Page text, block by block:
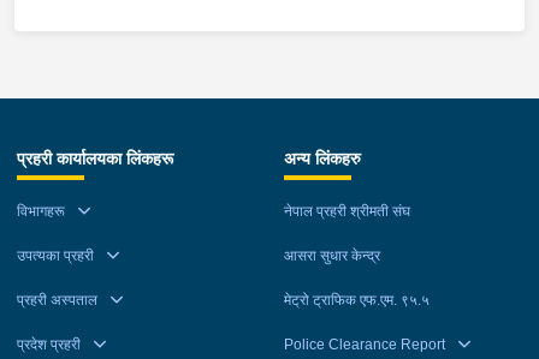
पक्राउ गरेको छ । उनीहरूले ती बालिकालाई जबरजस्ती करणी गरेको भन्ने
उनीहरूलाई पक्राउ गरेको हो । यस सम्बन्धमा प्रहरीले आवश्यक अनुसन्धान
प्रहरी कार्यालयका लिंकहरू
विभागहरू
उपत्यका प्रहरी
प्रहरी अस्पताल
प्रदेश प्रहरी
अन्य लिंकहरु
नेपाल प्रहरी श्रीमती संघ
आसरा सुधार केन्द्र
मेट्रो ट्राफिक एफ.एम. ९५.५
Police Clearance Report